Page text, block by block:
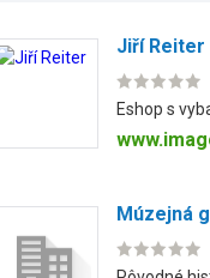
Jiří Reiter
Eshop s
Múzejná